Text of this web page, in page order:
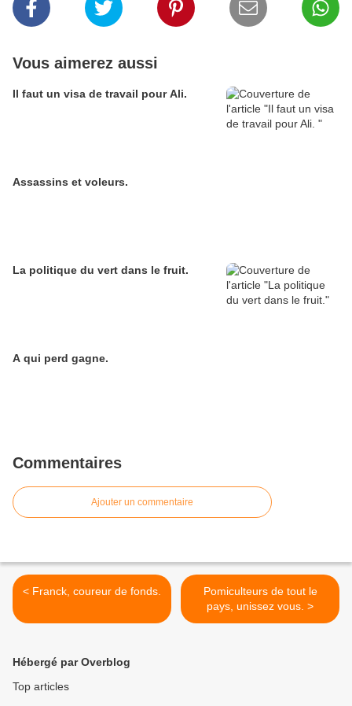
Vous aimerez aussi
Il faut un visa de travail pour Ali.
Assassins et voleurs.
La politique du vert dans le fruit.
A qui perd gagne.
Commentaires
Ajouter un commentaire
< Franck, coureur de fonds.
Pomiculteurs de tout le
pays, unissez vous. >
Hébergé par Overblog
Top articles